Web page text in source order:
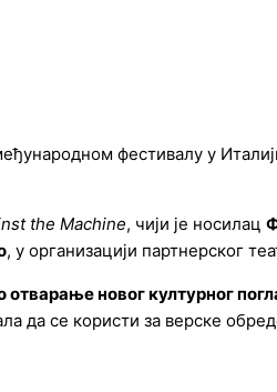
фестивалу у
the Machine, чији је носилац
, у организацији партнерског
отварање новог културног
да се користи за верске